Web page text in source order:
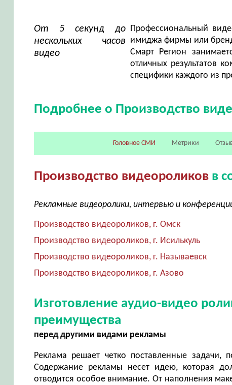
От 5 секунд до
нескольких часов
видео
Профессиональный
имиджа фирмы или
Смарт Регион
отличных результатов
специфики каждого из
Подробнее о Производство
Головное СМИ Метрики
Производство видеороликовв
Рекламные видеоролики, интервью и
Производство видеороликов, г. Омск
Производство видеороликов, г. Исилькуль
Производство видеороликов, г. Называевск
Производство видеороликов, г. Азово
Изготовление аудио-видео
преимущества
перед другими видами рекламы
Реклама решает четко поставленные задачи,
Содержание рекламы несет идею, которая
отводится особое внимание. От наполнения